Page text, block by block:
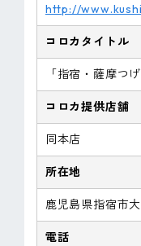
http://
コロカタイトル
「指宿・薩摩つ
コロカ提供店舗
同本店
所在地
鹿児島県指宿市
電話